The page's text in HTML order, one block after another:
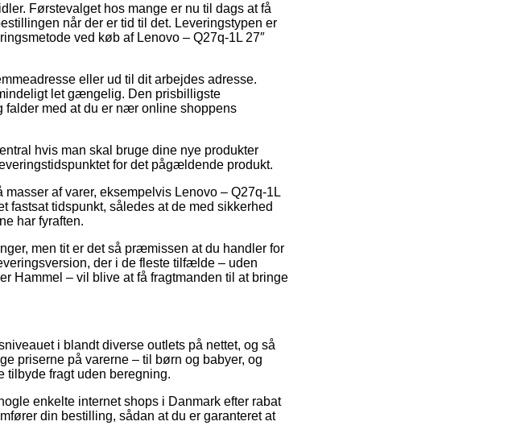
Førstevalget hos mange er nu til dags at få
når der er tid til det. Leveringstypen er
ved køb af Lenovo – Q27q-1L 27″
eller ud til dit arbejdes adresse.
let gængelig. Den prisbilligste
falder med at du er nær online shoppens
hvis man skal bruge dine nye produkter
for det pågældende produkt.
af varer, eksempelvis Lenovo – Q27q-1L
fastsat tidspunkt, således at de med sikkerhed
har fyraften.
men tit er det så præmissen at du handler for
der i de fleste tilfælde – uden
Hammel – vil blive at få fragtmanden til at bringe
i blandt diverse outlets på nettet, og så
priserne på varerne – til børn og babyer, og
tilbyde fragt uden beregning.
enkelte internet shops i Danmark efter rabat
din bestilling, sådan at du er garanteret at